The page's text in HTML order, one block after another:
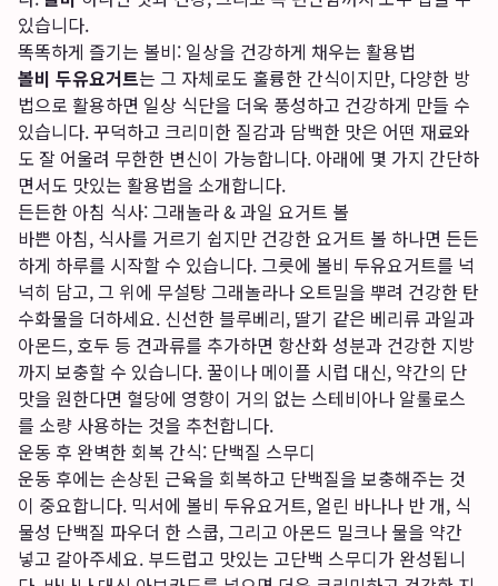
있습니다.
똑똑하게 즐기는 볼비: 일상을 건강하게 채우는 활용법
볼비 두유요거트는 그 자체로도 훌륭한 간식이지만, 다양한 방
법으로 활용하면 일상 식단을 더욱 풍성하고 건강하게 만들 수
있습니다. 꾸덕하고 크리미한 질감과 담백한 맛은 어떤 재료와
도 잘 어울려 무한한 변신이 가능합니다. 아래에 몇 가지 간단하
면서도 맛있는 활용법을 소개합니다.
든든한 아침 식사: 그래놀라 & 과일 요거트 볼
바쁜 아침, 식사를 거르기 쉽지만 건강한 요거트 볼 하나면 든든
하게 하루를 시작할 수 있습니다. 그릇에 볼비 두유요거트를 넉
넉히 담고, 그 위에 무설탕 그래놀라나 오트밀을 뿌려 건강한 탄
수화물을 더하세요. 신선한 블루베리, 딸기 같은 베리류 과일과
아몬드, 호두 등 견과류를 추가하면 항산화 성분과 건강한 지방
까지 보충할 수 있습니다. 꿀이나 메이플 시럽 대신, 약간의 단
맛을 원한다면 혈당에 영향이 거의 없는 스테비아나 알룰로스
를 소량 사용하는 것을 추천합니다.
운동 후 완벽한 회복 간식: 단백질 스무디
운동 후에는 손상된 근육을 회복하고 단백질을 보충해주는 것
이 중요합니다. 믹서에 볼비 두유요거트, 얼린 바나나 반 개, 식
물성 단백질 파우더 한 스쿱, 그리고 아몬드 밀크나 물을 약간
넣고 갈아주세요. 부드럽고 맛있는 고단백 스무디가 완성됩니